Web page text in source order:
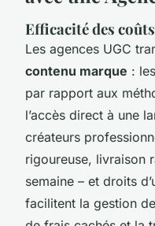
Efficacité des
Les agences UGC
contenu marque :
par rapport aux
l’accès direct à une
créateurs
rigoureuse, livraison
semaine – et droits
facilitent la gestion